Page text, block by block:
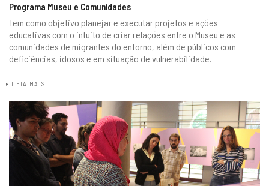
Programa Museu e Comunidades
Tem como objetivo planejar e executar projetos e ações
educativas com o intuito de criar relações entre o Museu e as
comunidades de migrantes do entorno, além de públicos com
deficiências, idosos e em situação de vulnerabilidade.
LEIA MAIS